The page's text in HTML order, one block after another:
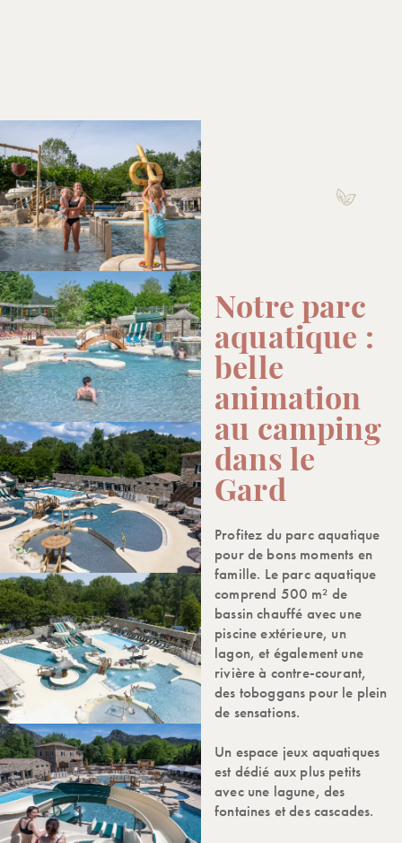
Notre parc
aquatique :
belle
animation
au camping
dans le
Gard
Profitez du parc aquatique
pour de bons moments en
famille. Le parc aquatique
comprend 500 m² de
bassin chauffé avec une
piscine extérieure, un
lagon, et également une
rivière à contre-courant,
des toboggans pour le plein
de sensations.
Un espace jeux aquatiques
est dédié aux plus petits
avec une lagune, des
fontaines et des cascades.